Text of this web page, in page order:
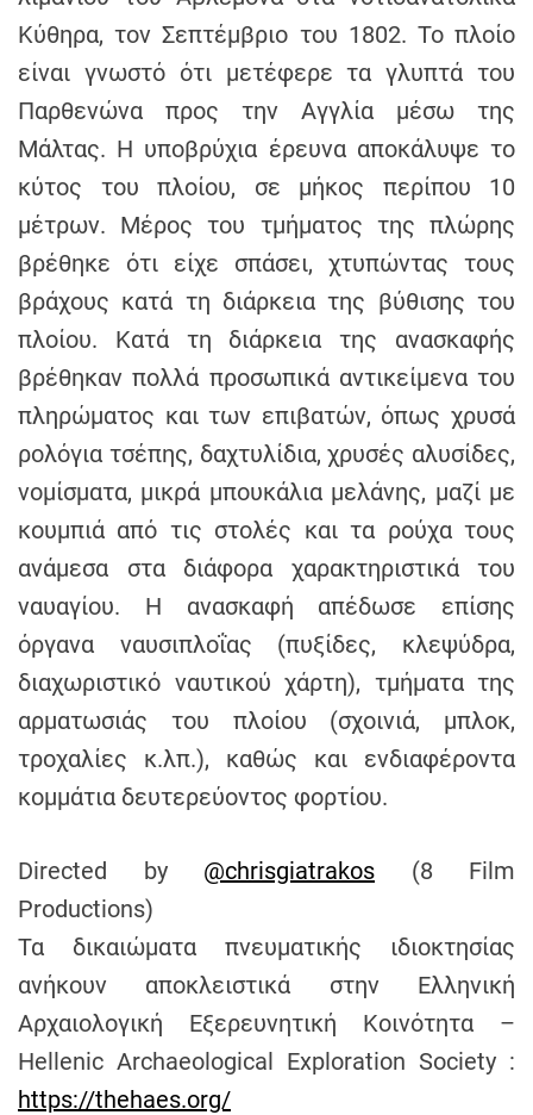
Κύθηρα, τον Σεπτέμβριο του 1802. Το πλοίο
είναι γνωστό ότι μετέφερε τα γλυπτά του
Παρθενώνα προς την Αγγλία μέσω της
Μάλτας. Η υποβρύχια έρευνα αποκάλυψε το
κύτος του πλοίου, σε μήκος περίπου 10
μέτρων. Μέρος του τμήματος της πλώρης
βρέθηκε ότι είχε σπάσει, χτυπώντας τους
βράχους κατά τη διάρκεια της βύθισης του
πλοίου. Κατά τη διάρκεια της ανασκαφής
βρέθηκαν πολλά προσωπικά αντικείμενα του
πληρώματος και των επιβατών, όπως χρυσά
ρολόγια τσέπης, δαχτυλίδια, χρυσές αλυσίδες,
νομίσματα, μικρά μπουκάλια μελάνης, μαζί με
κουμπιά από τις στολές και τα ρούχα τους
ανάμεσα στα διάφορα χαρακτηριστικά του
ναυαγίου. Η ανασκαφή απέδωσε επίσης
όργανα ναυσιπλοΐας (πυξίδες, κλεψύδρα,
διαχωριστικό ναυτικού χάρτη), τμήματα της
αρματωσιάς του πλοίου (σχοινιά, μπλοκ,
τροχαλίες κ.λπ.), καθώς και ενδιαφέροντα
κομμάτια δευτερεύοντος φορτίου.
Directed by @chrisgiatrakos (8 Film
Productions)
Τα δικαιώματα πνευματικής ιδιοκτησίας
ανήκουν αποκλειστικά στην Ελληνική
Αρχαιολογική Εξερευνητική Κοινότητα –
Hellenic Archaeological Exploration Society :
https://thehaes.org/